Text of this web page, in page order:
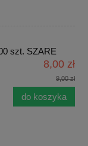
szt. SZARE
8,00 zł
9,00 zł
do koszyka